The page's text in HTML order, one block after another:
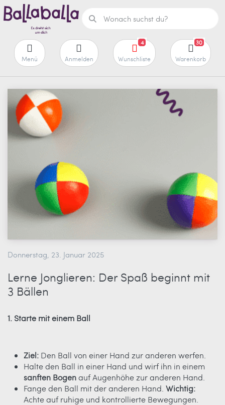
Menü Anmelden
4
Wunschliste
30
Warenkorb
Donnerstag, 23. Januar 2025
Lerne Jonglieren: Der Spaß beginnt mit
3 Bällen
1. Starte mit einem Ball
Ziel: Den Ball von einer Hand zur anderen werfen.
Halte den Ball in einer Hand und wirf ihn in einem
sanften Bogenauf Augenhöhe zur anderen Hand.
Fange den Ball mit der anderen Hand. Wichtig:
Achte auf ruhige und kontrollierte Bewegungen.